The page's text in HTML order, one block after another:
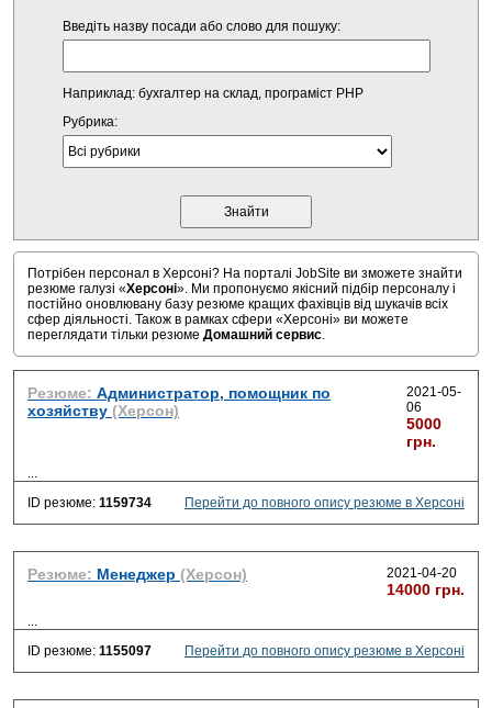
Введіть назву посади або слово для пошуку:
Наприклад: бухгалтер на склад, програміст PHP
Рубрика:
Потрібен персонал в Херсоні? На порталі JobSite ви зможете знайти
резюме галузі «Херсоні». Ми пропонуємо якісний підбір персоналу і
постійно оновлювану базу резюме кращих фахівців від шукачів всіх
сфер діяльності. Також в рамках сфери «Херсоні» ви можете
переглядати тільки резюме Домашний сервис.
Резюме: Администратор, помощник по
хозяйству (Херсон)
2021-05-
06
5000
грн.
...
ID резюме: 1159734 Перейти до повного опису резюме в Херсоні
Резюме: Менеджер (Херсон) 2021-04-20
14000 грн.
...
ID резюме: 1155097 Перейти до повного опису резюме в Херсоні